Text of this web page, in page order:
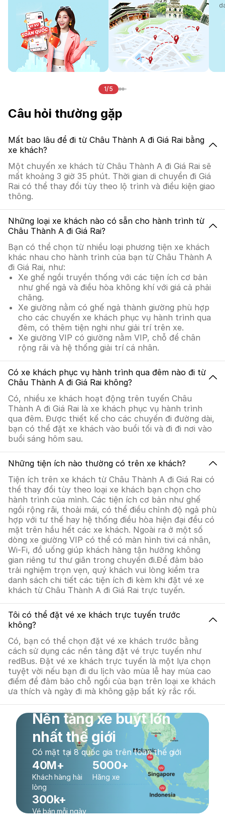
1/5
Câu hỏi thường gặp
Mất bao lâu để đi từ Châu Thành A đi Giá Rai bằng
xe khách?
Một chuyến xe khách từ Châu Thành A đi Giá Rai sẽ
mất khoảng 3 giờ 35 phút. Thời gian di chuyển đi Giá
Rai có thể thay đổi tùy theo lộ trình và điều kiện giao
thông.
Những loại xe khách nào có sẵn cho hành trình từ
Châu Thành A đi Giá Rai?
Bạn có thể chọn từ nhiều loại phương tiện xe khách
khác nhau cho hành trình của bạn từ Châu Thành A
đi Giá Rai, như:
Xe ghế ngồi truyền thống với các tiện ích cơ bản
như ghế ngả và điều hòa không khí với giá cả phải
chăng.
Xe giường nằm có ghế ngả thành giường phù hợp
cho các chuyến xe khách phục vụ hành trình qua
đêm, có thêm tiện nghi như giải trí trên xe.
Xe giường VIP có giường nằm VIP, chỗ để chân
rộng rãi và hệ thống giải trí cá nhân.
Có xe khách phục vụ hành trình qua đêm nào đi từ
Châu Thành A đi Giá Rai không?
Có, nhiều xe khách hoạt động trên tuyến Châu
Thành A đi Giá Rai là xe khách phục vụ hành trình
qua đêm. Được thiết kế cho các chuyến đi đường dài,
bạn có thể đặt xe khách vào buổi tối và đi đi nơi vào
buổi sáng hôm sau.
Những tiện ích nào thường có trên xe khách?
Tiện ích trên xe khách từ Châu Thành A đi Giá Rai có
thể thay đổi tùy theo loại xe khách bạn chọn cho
hành trình của mình. Các tiện ích cơ bản như ghế
ngồi rộng rãi, thoải mái, có thể điều chỉnh độ ngả phù
hợp với tư thế hay hệ thống điều hòa hiện đại đều có
mặt trên hầu hết các xe khách. Ngoài ra ở một số
dòng xe giường VIP có thể có màn hình tivi cá nhân,
Wi-Fi, đồ uống giúp khách hàng tận hưởng không
gian riêng tư thư giãn trong chuyến đi.Để đảm bảo
trải nghiệm trọn vẹn, quý khách vui lòng kiểm tra
danh sách chi tiết các tiện ích đi kèm khi đặt vé xe
khách từ Châu Thành A đi Giá Rai trực tuyến.
Tôi có thể đặt vé xe khách trực tuyến trước
không?
Có, bạn có thể chọn đặt vé xe khách trước bằng
cách sử dụng các nền tảng đặt vé trực tuyến như
redBus. Đặt vé xe khách trực tuyến là một lựa chọn
tuyệt vời nếu bạn đi du lịch vào mùa lễ hay mùa cao
điểm để đảm bảo chỗ ngồi của bạn trên loại xe khách
ưa thích và ngày đi mà không gặp bất kỳ rắc rối.
Nền tảng xe buýt lớn
nhất thế giới
Có mặt tại 8 quốc gia trên toàn thế giới
40M+
Khách hàng hài
lòng
5000+
Hãng xe
300k+
Vé bán mỗi ngày